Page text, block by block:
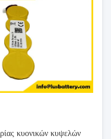
κυονικών κυψελών